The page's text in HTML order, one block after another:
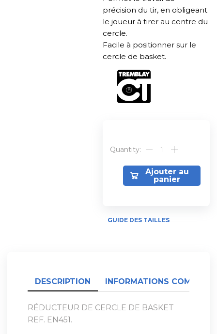
précision du tir, en obligeant
le joueur à tirer au centre du
cercle.
Facile à positionner sur le
cercle de basket.
Ajouter au
panier
Alternative:
GUIDE DES TAILLES
DESCRIPTION INFORMATIONS
RÉDUCTEUR DE CERCLE DE BASKET
REF. EN451.